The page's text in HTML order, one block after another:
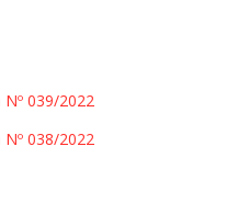
039/2022
038/2022